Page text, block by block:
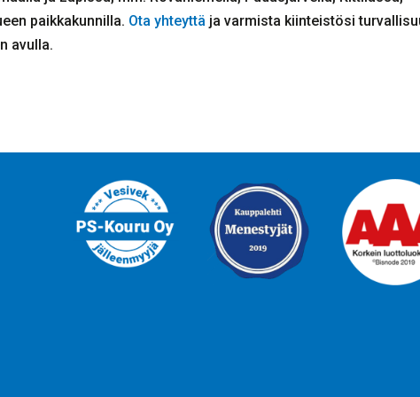
paikkakunnilla. Ota yhteyttä ja varmista kiinteistösi
avulla.